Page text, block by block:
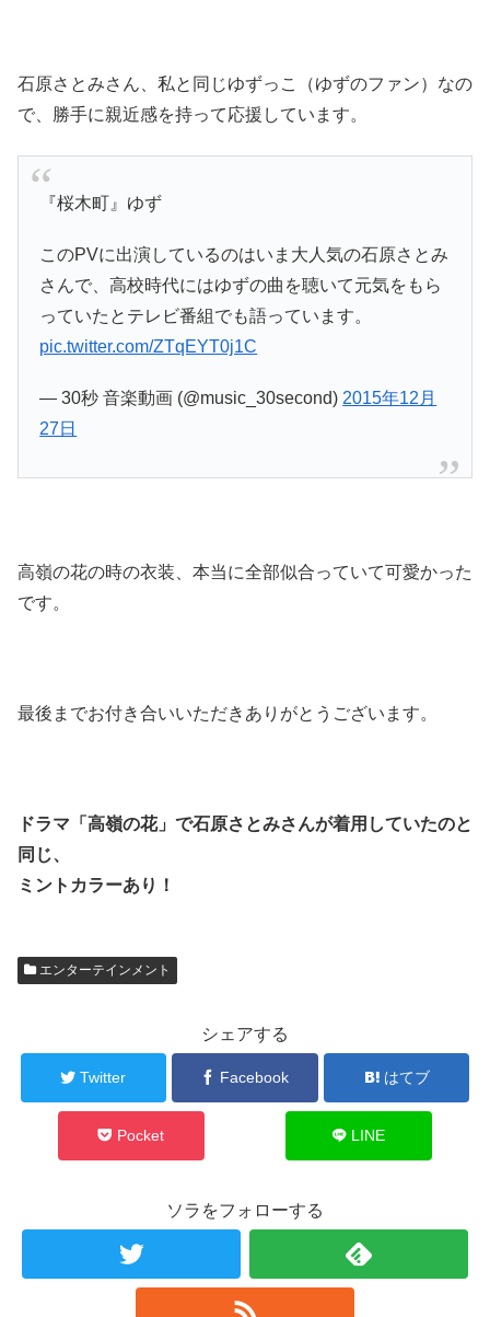
石原さとみさん、私と同じゆずっこ（ゆずのファン）なの
で、勝手に親近感を持って応援しています。
『桜木町』ゆず
このPVに出演しているのはいま大人気の石原さとみ
さんで、高校時代にはゆずの曲を聴いて元気をもら
っていたとテレビ番組でも語っています。
pic.twitter.com/ZTqEYT0j1C
— 30秒 音楽動画 (@music_30second)2015年12月
27日
高嶺の花の時の衣装、本当に全部似合っていて可愛かった
です。
最後までお付き合いいただきありがとうございます。
ドラマ「高嶺の花」で石原さとみさんが着用していたのと
同じ、
ミントカラーあり！
エンターテインメント
シェアする
Twitter Facebook はてブ
Pocket LINE
ソラをフォローする